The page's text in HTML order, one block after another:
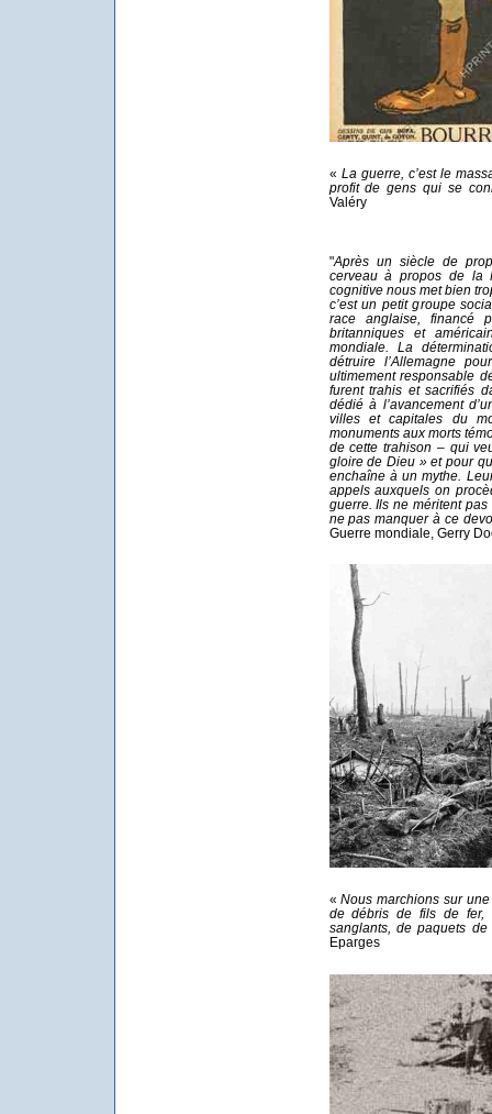
« La guerre, c’est le
profit de gens qui se
Valéry
"Après un siècle de
cerveau à propos de la
cognitive nous met bien
c’est un petit groupe
race anglaise, financé
britanniques et
mondiale. La
détruire l’Allemagne
ultimement responsable
furent trahis et sacrifiés
dédié à l’avancement
villes et capitales du
monuments aux morts
de cette trahison – qui
gloire de Dieu » et pour
enchaîne à un mythe.
appels auxquels on
guerre. Ils ne méritent
ne pas manquer à ce
Guerre mondiale, Gerry
«Nous marchions sur
de débris de fils de fer,
sanglants, de paquets
Eparges